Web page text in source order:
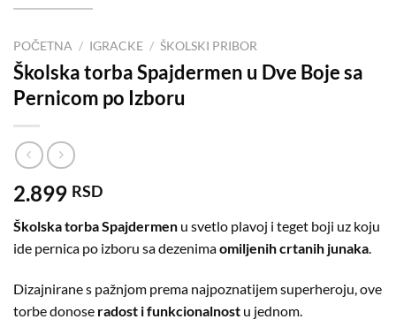
POČETNA / IGRACKE / ŠKOLSKI PRIBOR
Školska torba Spajdermen u Dve Boje sa
Pernicom po Izboru
2.899 RSD
Školska torba Spajdermen u svetlo plavoj i teget boji uz koju
ide pernica po izboru sa dezenimaomiljenih crtanih junaka.
Dizajnirane s pažnjom prema najpoznatijem superheroju, ove
torbe donose radost i funkcionalnost u jednom.